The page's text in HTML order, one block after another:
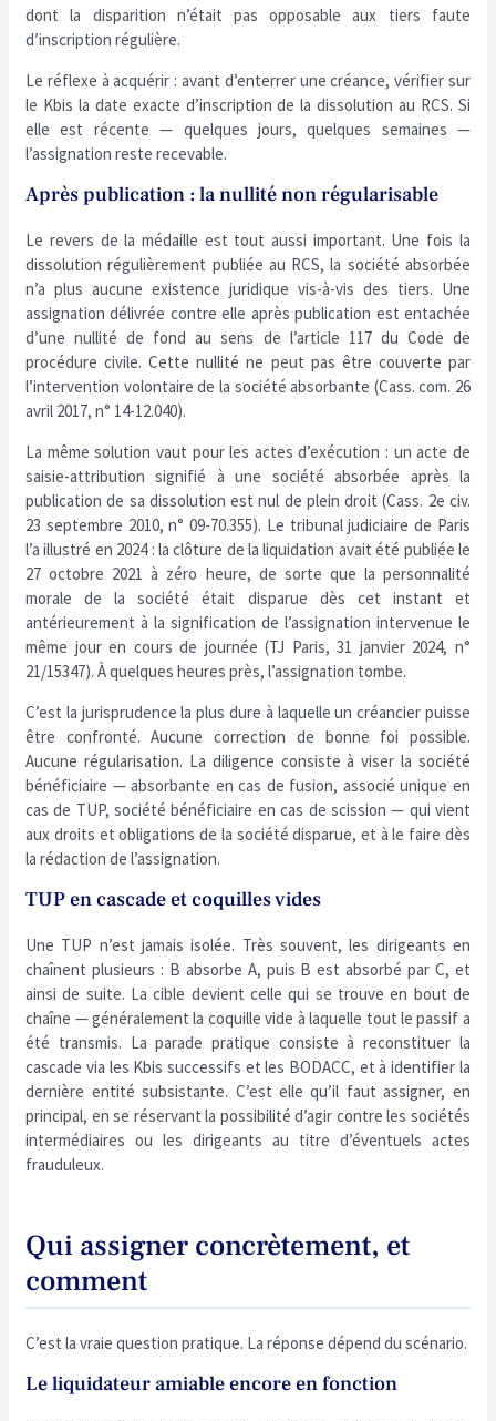
dont la disparition n’était pas opposable aux tiers faute
d’inscription régulière.
Le réflexe à acquérir : avant d’enterrer une créance, vérifier sur
le Kbis la date exacte d’inscription de la dissolution au RCS. Si
elle est récente — quelques jours, quelques semaines —
l’assignation reste recevable.
Après publication : la nullité non régularisable
Le revers de la médaille est tout aussi important. Une fois la
dissolution régulièrement publiée au RCS, la société absorbée
n’a plus aucune existence juridique vis-à-vis des tiers. Une
assignation délivrée contre elle après publication est entachée
d’une nullité de fond au sens de l’article 117 du Code de
procédure civile. Cette nullité ne peut pas être couverte par
l’intervention volontaire de la société absorbante (Cass. com. 26
avril 2017, n° 14-12.040).
La même solution vaut pour les actes d’exécution : un acte de
saisie-attribution signifié à une société absorbée après la
publication de sa dissolution est nul de plein droit (Cass. 2e civ.
23 septembre 2010, n° 09-70.355). Le tribunal judiciaire de Paris
l’a illustré en 2024 : la clôture de la liquidation avait été publiée le
27 octobre 2021 à zéro heure, de sorte que la personnalité
morale de la société était disparue dès cet instant et
antérieurement à la signification de l’assignation intervenue le
même jour en cours de journée (TJ Paris, 31 janvier 2024, n°
21/15347). À quelques heures près, l’assignation tombe.
C’est la jurisprudence la plus dure à laquelle un créancier puisse
être confronté. Aucune correction de bonne foi possible.
Aucune régularisation. La diligence consiste à viser la société
bénéficiaire — absorbante en cas de fusion, associé unique en
cas de TUP, société bénéficiaire en cas de scission — qui vient
aux droits et obligations de la société disparue, et à le faire dès
la rédaction de l’assignation.
TUP en cascade et coquilles vides
Une TUP n’est jamais isolée. Très souvent, les dirigeants en
chaînent plusieurs : B absorbe A, puis B est absorbé par C, et
ainsi de suite. La cible devient celle qui se trouve en bout de
chaîne — généralement la coquille vide à laquelle tout le passif a
été transmis. La parade pratique consiste à reconstituer la
cascade via les Kbis successifs et les BODACC, et à identifier la
dernière entité subsistante. C’est elle qu’il faut assigner, en
principal, en se réservant la possibilité d’agir contre les sociétés
intermédiaires ou les dirigeants au titre d’éventuels actes
frauduleux.
Qui assigner concrètement, et
comment
C’est la vraie question pratique. La réponse dépend du scénario.
Le liquidateur amiable encore en fonction